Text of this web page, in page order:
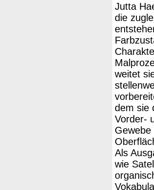
Jutta
die
weitet
dem sie
Vorder-
Als
wie